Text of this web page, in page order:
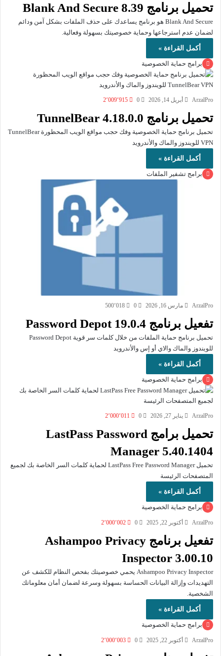
تحميل برنامج Blank And Secure 8.39
Blank And Secure هو برنامج يساعدك على حذف الملفات بشكل آمن ودائم
لضمان عدم استرجاعها وحماية خصوصيتك بسهولة وفعالية.
أكمل القراءة »
برامج حماية الخصوصية
ArzalPro أبريل 14, 2026 0 2٬009٬915
تحميل برنامج TunnelBear 4.18.0.0
تحميل برنامج حماية الخصوصية وفك حجب مواقع الويب المحظورة TunnelBear
VPN للويندوز والماك والأندرويد
أكمل القراءة »
برامج تشفير الملفات
ArzalPro مارس 16, 2026 0 500٬018
تفعيل برنامج Password Depot 19.0.4
تحميل برنامج حماية الملفات من خلال كلمات سر قوية Password Depot
للويندوز والماك والاي أو إس والأندرويد
أكمل القراءة »
برامج حماية الخصوصية
ArzalPro يناير 27, 2026 0 2٬000٬011
تحميل برامج LastPass Password
Manager 5.40.1404
تحميل LastPass Free Password Manager لحماية كلمات السر الخاصة بك لجميع
المتصفحات الرئيسة
أكمل القراءة »
برامج حماية الخصوصية
ArzalPro أكتوبر 22, 2025 0 2٬000٬002
تفعيل برنامج Ashampoo Privacy
Inspector 3.00.10
Ashampoo Privacy Inspector يحمي خصوصيتك بفحص النظام للكشف عن
التهديدات وإزالة البيانات الحساسة بسهولة وسرعة لضمان أمان معلوماتك
الشخصية.
أكمل القراءة »
برامج حماية الخصوصية
ArzalPro أكتوبر 22, 2025 0 2٬000٬003